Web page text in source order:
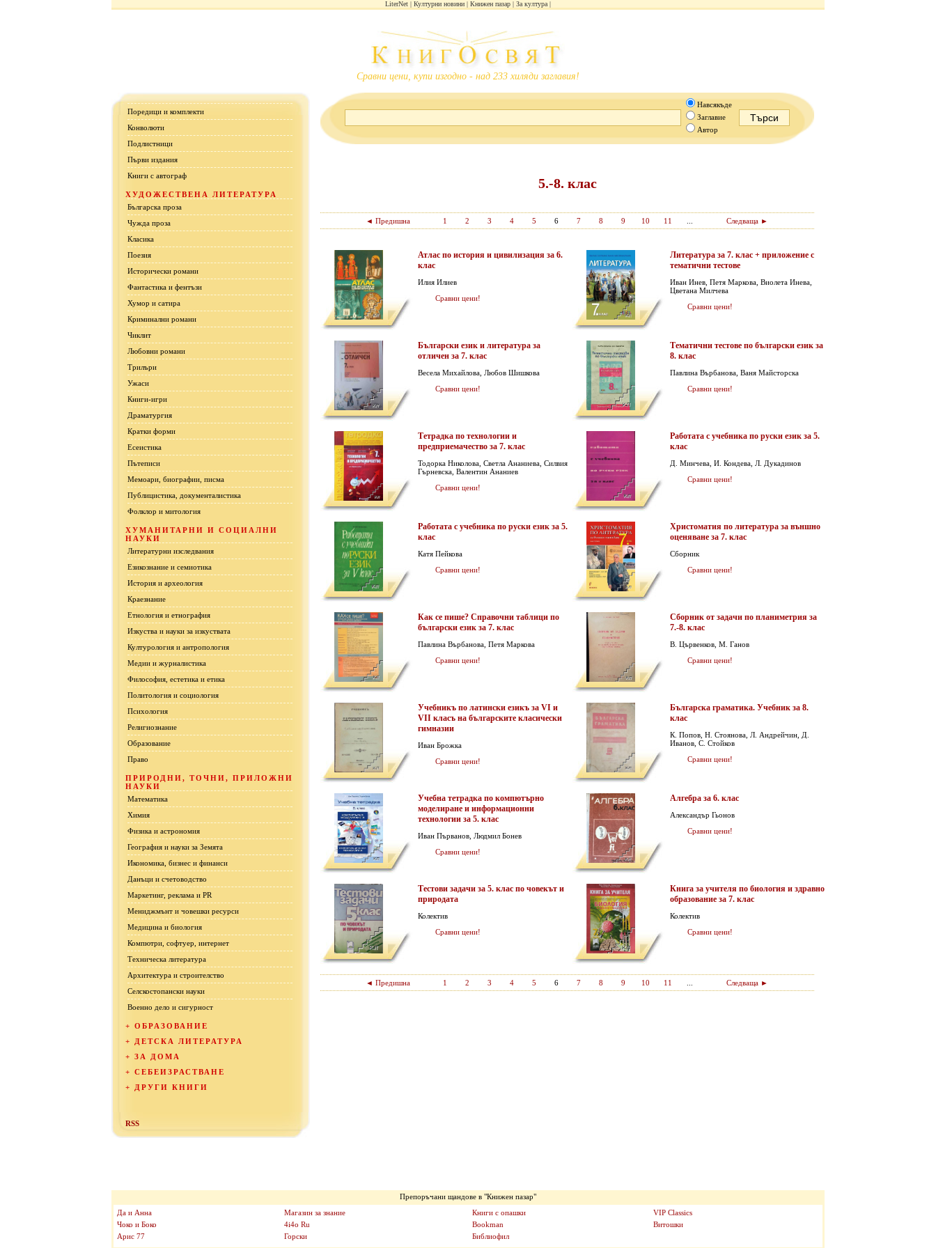
LiterNet Културни новини Книжен пазар За култура
Сравни цени, купи изгодно - над 233 хиляди заглавия!
Поредици и комплекти
Конволюти
Подлистници
Първи издания
Книги с автограф
ХУДОЖЕСТВЕНА ЛИТЕРАТУРА
Българска проза
Чужда проза
Класика
Поезия
Исторически романи
Фантастика и фентъзи
Хумор и сатира
Криминални романи
Чиклит
Любовни романи
Трилъри
Ужаси
Книги-игри
Драматургия
Кратки форми
Есеистика
Пътеписи
Мемоари, биографии, писма
Публицистика, документалистика
Фолклор и митология
ХУМАНИТАРНИ И СОЦИАЛНИ
НАУКИ
Литературни изследвания
Езикознание и семиотика
История и археология
Краезнание
Етнология и етнография
Изкуства и науки за изкуствата
Културология и антропология
Медии и журналистика
Философия, естетика и етика
Политология и социология
Психология
Религиознание
Образование
Право
ПРИРОДНИ, ТОЧНИ, ПРИЛОЖНИ
НАУКИ
Математика
Химия
Физика и астрономия
География и науки за Земята
Икономика, бизнес и финанси
Данъци и счетоводство
Маркетинг, реклама и PR
Мениджмънт и човешки ресурси
Медицина и биология
Компютри, софтуер, интернет
Техническа литература
Архитектура и строителство
Селскостопански науки
Военно дело и сигурност
+ ОБРАЗОВАНИЕ
+
ДЕТСКА ЛИТЕРАТУРА
+ ЗА ДОМА
+ СЕБЕИЗРАСТВАНЕ
+
ДРУГИ КНИГИ
RSS
Навсякъде
Заглавие
Автор
5.-8. клас
◄ Предишна 1 2 3 4 5 6 7 8 9 10 11 Следваща ►
Атлас по история и цивилизация за 6.
клас
Илия Илиев
Сравни цени!
Литература за 7. клас + прилoжение с
тематични тестове
Иван Инев, Петя Маркова, Виолета Инева,
Цветана Милчева
Сравни цени!
Български език и литература за
отличен за 7. клас
Весела Михайлова, Любов Шишкова
Сравни цени!
Тематични тестове по български език за
8. клас
Павлина Върбанова, Ваня Майсторска
Сравни цени!
Тетрадка по технологии и
предприемачество за 7. клас
Тодорка Николова, Светла Ананиева, Силвия
Гърневска, Валентин Ананиев
Сравни цени!
Работата с учебника по руски език за 5.
клас
Д. Минчева, И. Кондева, Л. Дукадинов
Сравни цени!
Работата с учебника по руски език за 5.
клас
Катя Пейкова
Сравни цени!
Христоматия по литература за външно
оценяване за 7. клас
Сборник
Сравни цени!
Как се пише? Справочни таблици по
български език за 7. клас
Павлина Върбанова, Петя Маркова
Сравни цени!
Сборник от задачи по планиметрия за
7.-8. клас
В. Цървенков, М. Ганов
Сравни цени!
Учебникъ по латински езикъ за VI и
VII класъ на българските класически
гимназии
Иван Брожка
Сравни цени!
Българска граматика. Учебник за 8.
клас
К. Попов, Н. Стоянова, Л. Андрейчин, Д.
Иванов, С. Стойков
Сравни цени!
Учебна тетрадка по компютърно
моделиране и информационни
технологии за 5. клас
Иван Първанов, Людмил Бонев
Сравни цени!
Алгебра за 6. клас
Александър Гьонов
Сравни цени!
Тестови задачи за 5. клас по човекът и
природата
Колектив
Сравни цени!
Книга за учителя по биология и здравно
образование за 7. клас
Колектив
Сравни цени!
◄ Предишна 1 2 3 4 5 6 7 8 9 10 11 Следваща ►
Препоръчани щандове в "Книжен пазар"
Да и Анна
Чоко и Боко
Арис 77
Магазин за знание
4i4o Ru
Горски
Книги с опашки
Bookman
Библиофил
VIP Classics
Витошки